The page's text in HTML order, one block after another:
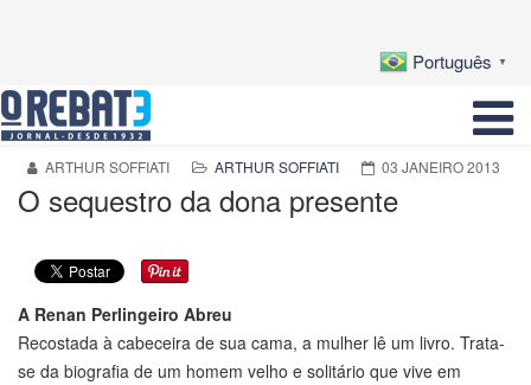
Português ▼
ARTHUR SOFFIATI ARTHUR SOFFIATI 03 JANEIRO 2013
O sequestro da dona presente
A Renan Perlingeiro Abreu
Recostada à cabeceira de sua cama, a mulher lê um livro. Trata-
se da biografia de um homem velho e solitário que vive em